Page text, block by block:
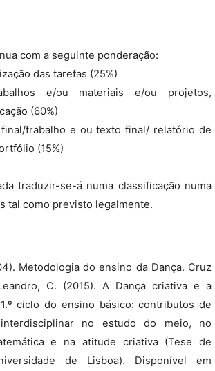
com a seguinte ponderação:
das tarefas (25%)
e/ou materiais e/ou projetos,
(60%)
final/trabalho e ou texto final/ relatório de
(15%)
traduzir-se-á numa classificação numa
tal como previsto legalmente.
Metodologia do ensino da Dança. Cruz
Leandro, C. (2015). A Dança criativa e a
ciclo do ensino básico: contributos de
no estudo do meio, no
e na atitude criativa (Tese de
de Lisboa). Disponível em